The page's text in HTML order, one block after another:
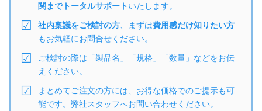
関までトータルサポートいたします。
社内稟議をご検討の方 、まずは費用感だけ知りたい方
もお気軽にお問合せください。
ご検討の際は「製品名」「規格」「数量」などをお伝
えください。
まとめてご注文の方には、お得な価格でのご提示も可
能です。弊社スタッフへお問い合わせください。